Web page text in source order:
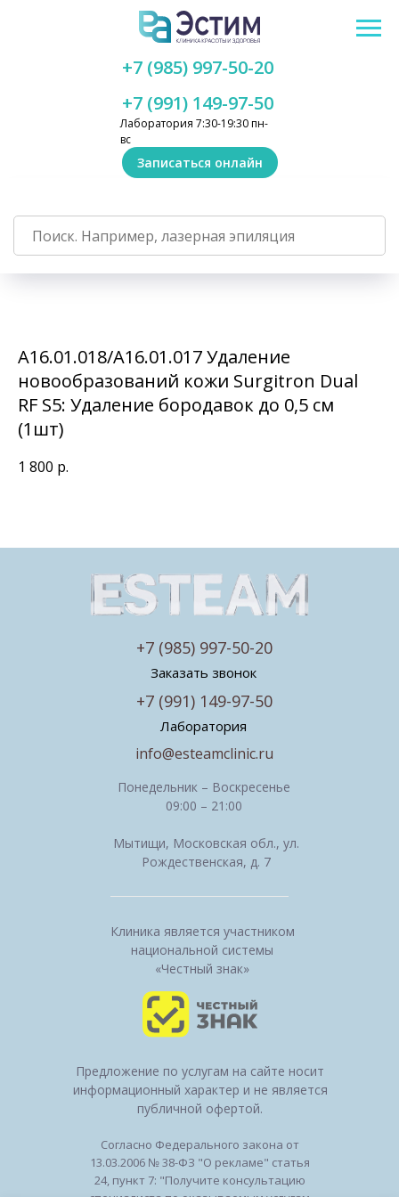
Лаборатория 7:30-19:30 пн-
вс
+7 (991) 149-97-50
+7 (985) 997-50-20
Записаться онлайн
А16.01.018/А16.01.017 Удаление
новообразований кожи Surgitron Dual
RF S5: Удаление бородавок до 0,5 см
(1шт)
1 800 р.
Клиника является участником
национальной системы
«Честный знак»
Понедельник – Воскресенье
09:00 – 21:00
Мытищи, Московская обл., ул.
Рождественская, д. 7
Заказать звонок
Лаборатория
info@esteamclinic.ru
+7 (991) 149-97-50
+7 (985) 997-50-20
Предложение по услугам на сайте носит
информационный характер и не является
публичной офертой.
Согласно Федерального закона от
13.03.2006 № 38-ФЗ "О рекламе" статья
24, пункт 7: "Получите консультацию